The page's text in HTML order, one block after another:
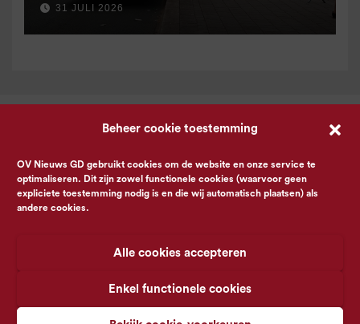
Beheer cookie toestemming
OV Nieuws GD gebruikt cookies om de website en onze service te
optimaliseren. Dit zijn zowel functionele cookies (waarvoor geen
expliciete toestemming nodig is en die wij automatisch plaatsen) als
andere cookies.
Alle cookies accepteren
Enkel functionele cookies
31 JULI 2026